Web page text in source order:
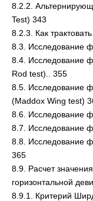
8.2.2.
Test) 343
8.2.3. Как
8.3. Исследование
8.4. Исследование
Rod test).. 355
8.5. Исследование
(Maddox Wing test)
8.6. Исследование
8.7. Исследование
8.8. Исследование
365
8.9. Расчет
горизонтальной
8.9.1. Критерий